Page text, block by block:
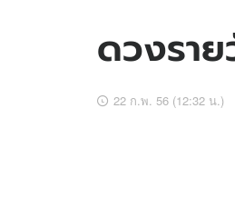
ข่าวบันเทิง
ดวงรา
22 ก.พ. 56 (12:32 น.)